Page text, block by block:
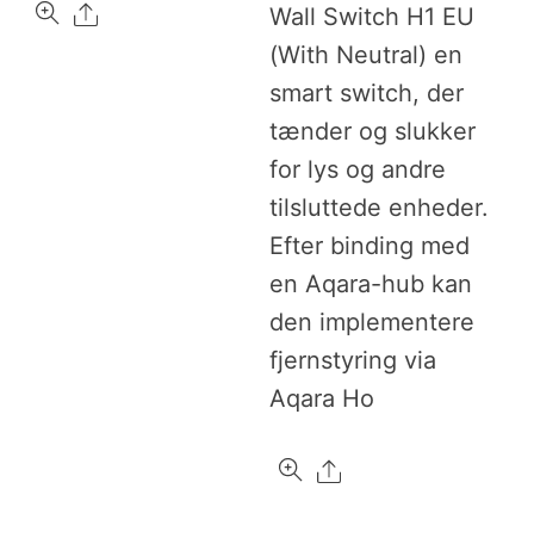
Share
Wall Switch H1 EU
(With Neutral) en
smart switch, der
tænder og slukker
for lys og andre
tilsluttede enheder.
Efter binding med
en Aqara-hub kan
den implementere
fjernstyring via
Aqara Ho
Share